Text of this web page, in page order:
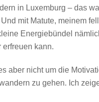
in Luxemburg – das
mit Matute, meinem
Energiebündel
erfreuen kann.
aber nicht um die
zu gehen. Ich